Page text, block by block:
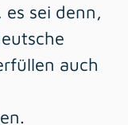
sei denn,
auch